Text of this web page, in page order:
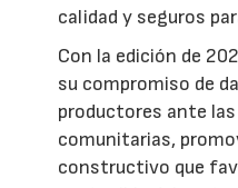
calidad y seguros
Con la edición de
su compromiso de
productores ante
comunitarias,
constructivo que